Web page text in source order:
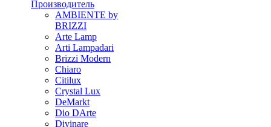
Производитель
AMBIENTE by
BRIZZI
Arte Lamp
Arti Lampadari
Brizzi Modern
Chiaro
Citilux
Crystal Lux
DeMarkt
Dio DArte
Divinare